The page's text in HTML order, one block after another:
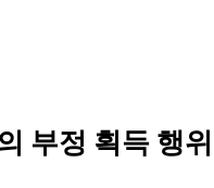
부정 획득 행